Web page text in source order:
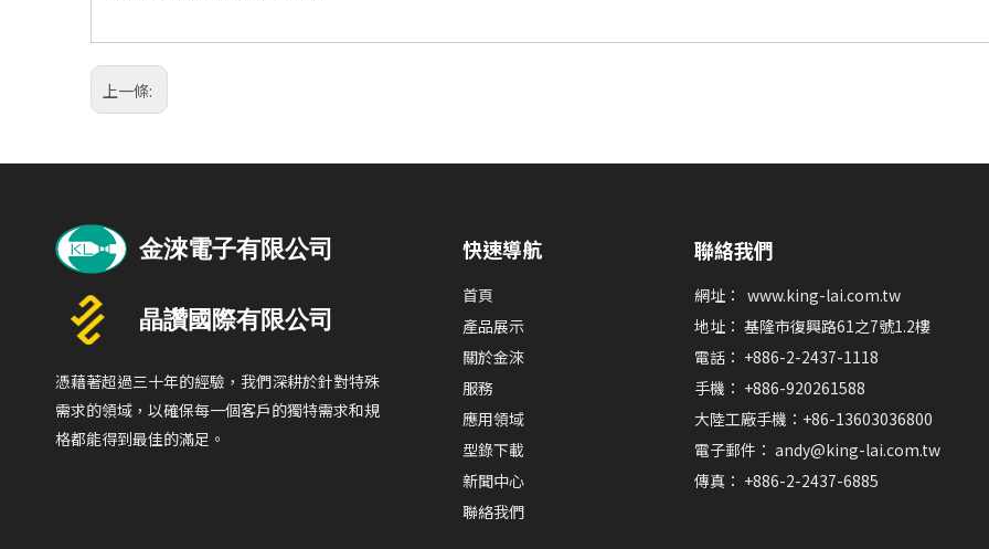
上一條:
憑藉著超過三十年的經驗，我們深耕於針對特殊
需求的領域，以確保每一個客戶的獨特需求和規
格都能得到最佳的滿足。
快速導航
首頁
產品展示
關於金淶
服務
應用領域
型錄下載
新聞中心
聯絡我們
聯絡我們
網址：www.king-lai.com.tw
地址： 基隆市復興路61之7號1.2樓
電話： +886-2-2437-1118
手機： +886-920261588
大陸工廠手機：+86-13603036800
電子郵件：andy@king-lai.com.tw
傳真： +886-2-2437-6885